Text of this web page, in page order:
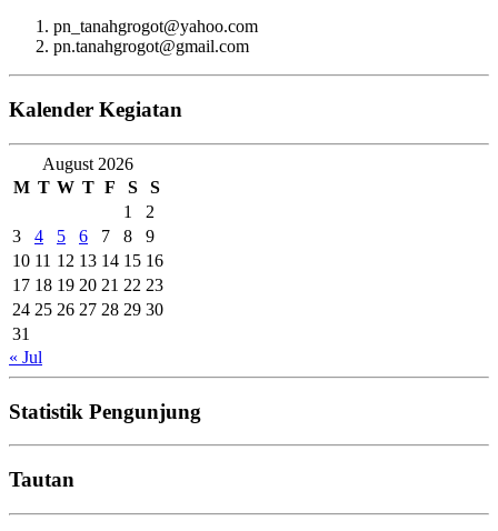
pn_tanahgrogot@yahoo.com
pn.tanahgrogot@gmail.com
Kalender Kegiatan
August 2026
M T W T F S
S
1
2
3
4 5 6 7 8
9
10 11 12 13 14 15 16
17 18 19 20 21 22 23
24 25 26 27 28 29 30
31
« Jul
Statistik Pengunjung
Tautan